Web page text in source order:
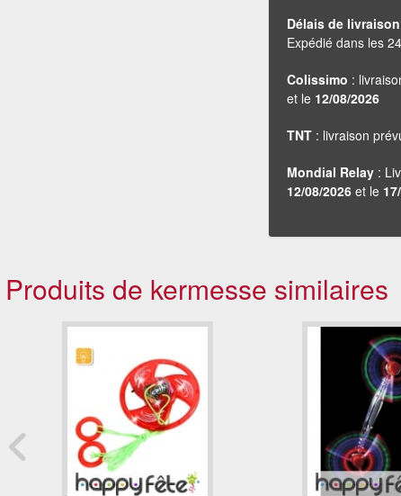
Délais de livraison
Expédié dans les
Colissimo :
et le 12/08/2026
TNT : livraison
Mondial Relay :
12/08/2026 et le
Produits de kermesse similaires